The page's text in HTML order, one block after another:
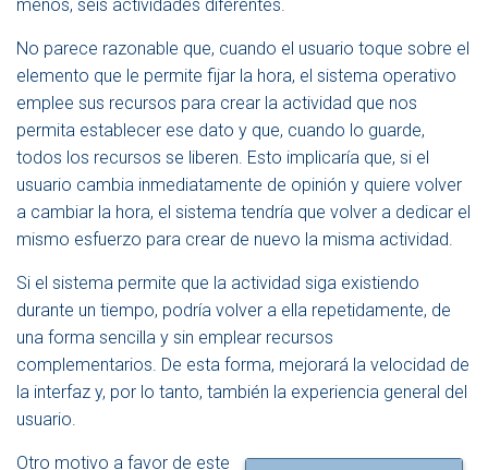
menos, seis actividades diferentes.
No parece razonable que, cuando el usuario toque sobre el
elemento que le permite fijar la hora, el sistema operativo
emplee sus recursos para crear la actividad que nos
permita establecer ese dato y que, cuando lo guarde,
todos los recursos se liberen. Esto implicaría que, si el
usuario cambia inmediatamente de opinión y quiere volver
a cambiar la hora, el sistema tendría que volver a dedicar el
mismo esfuerzo para crear de nuevo la misma actividad.
Si el sistema permite que la actividad siga existiendo
durante un tiempo, podría volver a ella repetidamente, de
una forma sencilla y sin emplear recursos
complementarios. De esta forma, mejorará la velocidad de
la interfaz y, por lo tanto, también la experiencia general del
usuario.
Otro motivo a favor de este